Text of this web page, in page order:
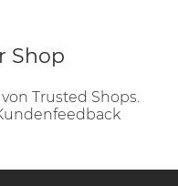
Shop
Trusted Shops.